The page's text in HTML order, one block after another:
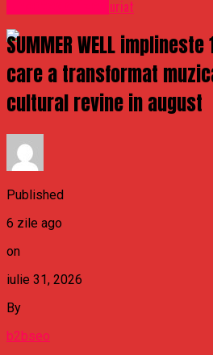
care animalul s-a înfuriat
SUMMER WELL
care a transformat
cultural revine in august
Published
6 zile ago
on
iulie 31, 2026
By
b2bseo